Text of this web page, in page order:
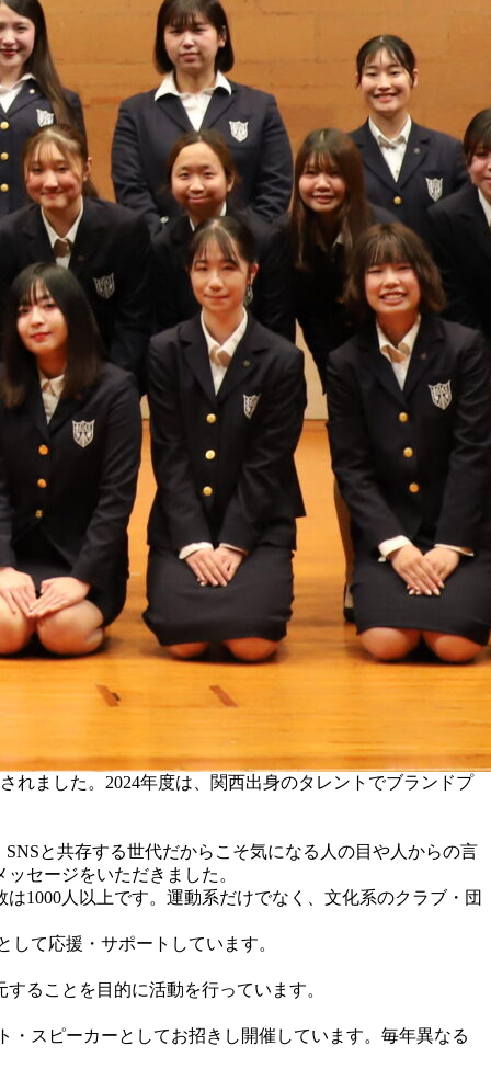
れました。2024年度は、関西出身のタレントでブランドプ
と共存する世代だからこそ気になる人の目や人からの言
セージをいただきました。
1000人以上です。運動系だけでなく、文化系のクラブ・団
して応援・サポートしています。
ることを目的に活動を行っています。
スピーカーとしてお招きし開催しています。毎年異なる